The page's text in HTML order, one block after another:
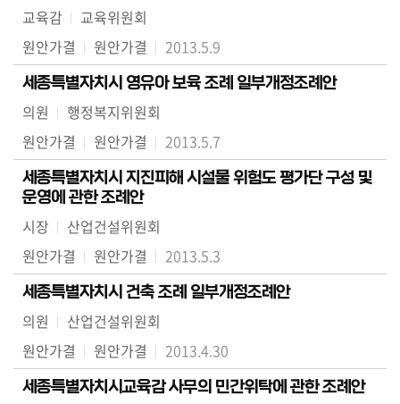
교육감
교육위원회
원안가결
원안가결 2013.5.9
세종특별자치시 영유아 보육 조례 일부개정조례안
의원
행정복지위원회
원안가결
원안가결 2013.5.7
세종특별자치시 지진피해 시설물 위험도 평가단 구성 및
운영에 관한 조례안
시장
산업건설위원회
원안가결
원안가결 2013.5.3
세종특별자치시 건축 조례 일부개정조례안
의원
산업건설위원회
원안가결
원안가결 2013.4.30
세종특별자치시교육감 사무의 민간위탁에 관한 조례안